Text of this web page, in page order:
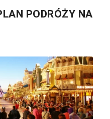
PODRÓŻY NA